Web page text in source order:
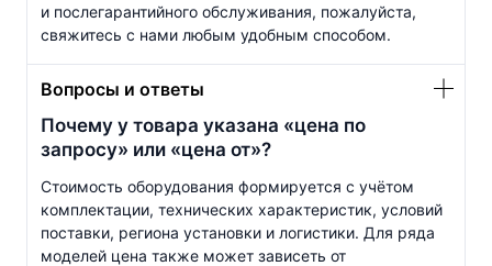
и послегарантийного обслуживания, пожалуйста,
свяжитесь с нами любым удобным способом.
Вопросы и ответы
Почему у товара указана «цена по
запросу» или «цена от»?
Стоимость оборудования формируется с учётом
комплектации, технических характеристик, условий
поставки, региона установки и логистики. Для ряда
моделей цена также может зависеть от